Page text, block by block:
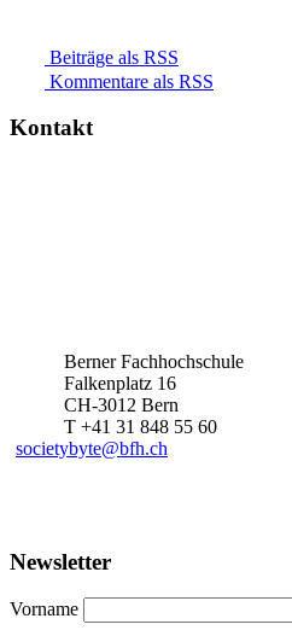
Beiträge als RSS
Kommentare als RSS
Kontakt
Berner Fachhochschule
Falkenplatz 16
CH-3012 Bern
T +41 31 848 55 60
societybyte@bfh.ch
Newsletter
Vorname